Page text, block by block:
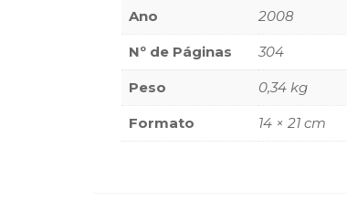
Ano 2008
Nº de Páginas 304
Peso 0,34 kg
Formato 14 × 21 cm